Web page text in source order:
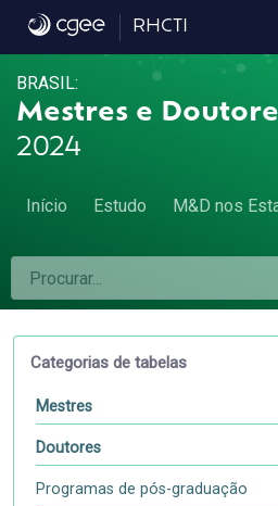
Dados RHCTI
BRASIL:
Mestres e
2024
Início Estudo M&D nos
Categorias de tabelas
Mestres
Doutores
Programas de pós-graduação